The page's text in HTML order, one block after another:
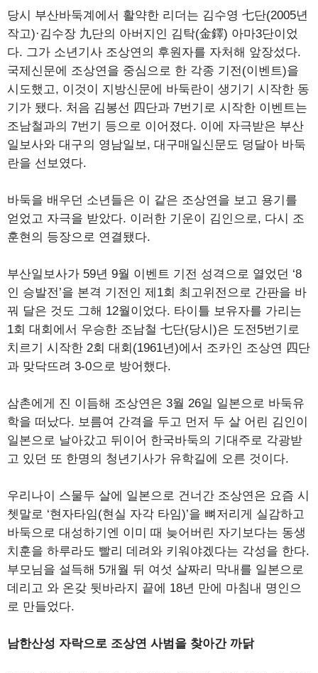
당시 부산바둑계에서 활약한 리더는 김수영 七단(2005년
작고)·김수장 九단의 아버지인 김탁(金鐸) 아마3단이었
다. 그가 소년기사 조상연의 후원자를 자처해 앞장섰다.
국제신문에 조상연을 중심으로 한 각종 기전(이벤트)을
시도했고, 이것이 지방신문에 바둑란이 생기기 시작한 동
기가 됐다. 처음 김봉선 四단과 7번기로 시작한 이벤트는
조남철과의 7번기 등으로 이어졌다. 이에 자극받은 부산
일보사와 대구의 영남일보, 대구매일신문도 덩달아 바둑
란을 선보였다.
바둑을 배우던 소년들은 이 같은 조상연을 보고 용기를
얻었고 자극을 받았다. 이러한 기운이 김인으로, 다시 조
훈현의 등장으로 연결됐다.
부산일보사가 59년 9월 이벤트 기전 성격으로 열었던 ‘8
인 승발전’을 본격 기전인 제1회 최고위전으로 간판을 바
꿔 달은 것도 그해 12월이었다. 타이틀 보유자를 가리는
1회 대회에서 우승한 조남철 七단(당시)은 도전5번기로
치르기 시작한 2회 대회(1961년)에서 조카인 조상연 四단
과 맞닥뜨려 3-0으로 방어했다.
삼촌에게 진 이듬해 조상연은 3월 26일 일본으로 바둑유
학을 떠났다. 보름여 간격을 두고 먼저 두 살 어린 김인이
일본으로 날아갔고 뒤이어 한국바둑의 기대주로 각광받
고 있던 또 한명의 청년기사가 유학길에 오른 것이다.
우리나이 스물두 살에 일본으로 건너간 조상연은 요즘 시
쳇말로 ‘현자타임(현실 자각 타임)’을 뼈저리게 실감하고
바둑으로 대성하기엔 이미 때 늦어버린 자기보다는 동생
치훈을 하루라도 빨리 데려와 키워야겠다는 각성을 한다.
부모님을 설득해 5개월 뒤 여섯 살짜리 막내를 일본으로
데리고 와 온갖 뒷바라지 끝에 18년 만에 마침내 명인으
로 만들었다.
남한산성 자락으로 조상연 사범을 찾아간 까닭